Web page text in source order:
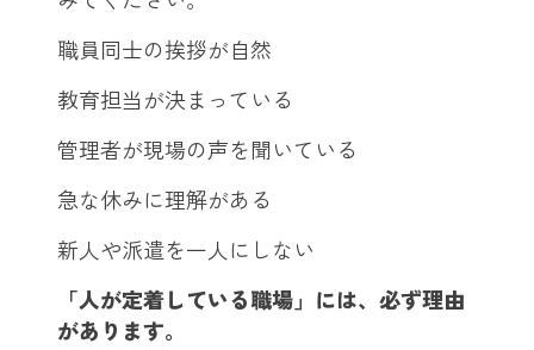
職員同士の挨拶が自然
教育担当が決まっている
管理者が現場の声を聞いている
急な休みに理解がある
新人や派遣を一人にしない
「人が定着している職場」には、必ず理由
があります。